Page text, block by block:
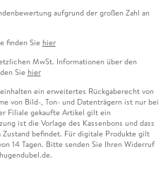
aufgrund der großen Zahl an
finden Sie hier
MwSt. Informationen über den
Sie hier
ein erweitertes Rückgaberecht von
von Bild-, Ton- und Datenträgern ist nur bei
Filiale gekaufte Artikel gilt ein
ist die Vorlage des Kassenbons und dass
befindet. Für digitale Produkte gilt
14 Tagen. Bitte senden Sie Ihren Widerruf